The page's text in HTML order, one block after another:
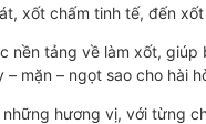
xốt chấm tinh tế, đến
nền tảng về làm xốt,
mặn – ngọt sao cho hài
hương vị, với từng